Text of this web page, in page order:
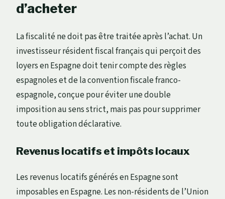
d’acheter
La fiscalité ne doit pas être traitée après l’achat. Un
investisseur résident fiscal français qui perçoit des
loyers en Espagne doit tenir compte des règles
espagnoles et de la convention fiscale franco-
espagnole, conçue pour éviter une double
imposition au sens strict, mais pas pour supprimer
toute obligation déclarative.
Revenus locatifs et impôts locaux
Les revenus locatifs générés en Espagne sont
imposables en Espagne. Les non-résidents de l’Union